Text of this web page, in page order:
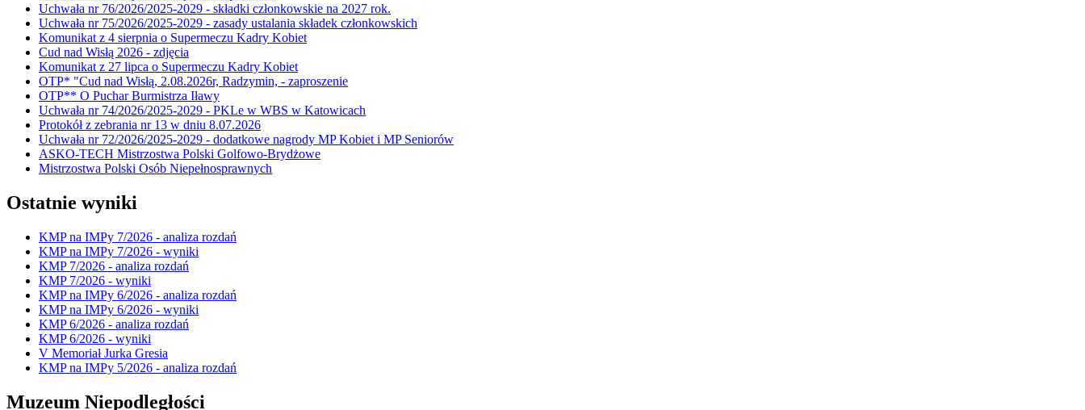
Uchwała nr 76/2026/2025-2029 - składki członkowskie na 2027 rok.
Uchwała nr 75/2026/2025-2029 - zasady ustalania składek członkowskich
Komunikat z 4 sierpnia o Supermeczu Kadry Kobiet
Cud nad Wisłą 2026 - zdjęcia
Komunikat z 27 lipca o Supermeczu Kadry Kobiet
OTP* "Cud nad Wisłą, 2.08.2026r, Radzymin, - zaproszenie
OTP** O Puchar Burmistrza Iławy
Uchwała nr 74/2026/2025-2029 - PKLe w WBS w Katowicach
Protokół z zebrania nr 13 w dniu 8.07.2026
Uchwała nr 72/2026/2025-2029 - dodatkowe nagrody MP Kobiet i MP Seniorów
ASKO-TECH Mistrzostwa Polski Golfowo-Brydżowe
Mistrzostwa Polski Osób Niepełnosprawnych
Ostatnie wyniki
KMP na IMPy 7/2026 - analiza rozdań
KMP na IMPy 7/2026 - wyniki
KMP 7/2026 - analiza rozdań
KMP 7/2026 - wyniki
KMP na IMPy 6/2026 - analiza rozdań
KMP na IMPy 6/2026 - wyniki
KMP 6/2026 - analiza rozdań
KMP 6/2026 - wyniki
V Memoriał Jurka Gresia
KMP na IMPy 5/2026 - analiza rozdań
Muzeum Niepodległości